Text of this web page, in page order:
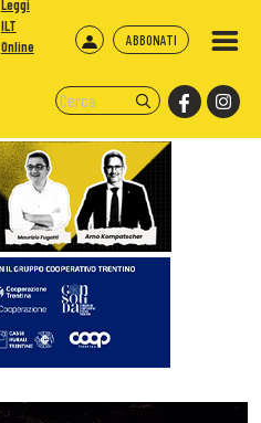
ABBONATI
Leggi
ILT
Online